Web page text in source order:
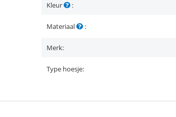
Kleur :
Materiaal :
Merk:
Type hoesje: